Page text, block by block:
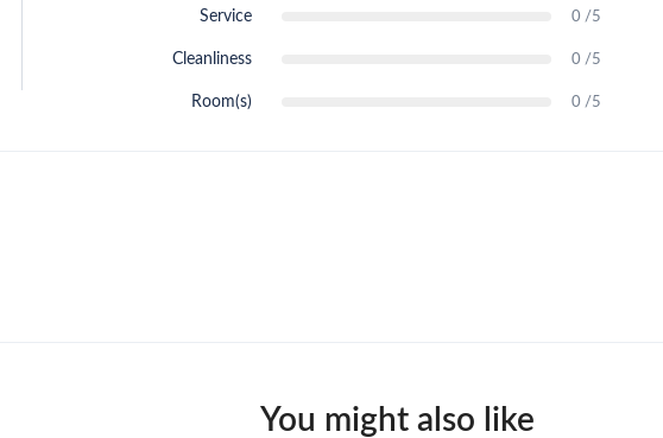
Service 0 /5
Cleanliness 0 /5
Room(s) 0 /5
You might also like